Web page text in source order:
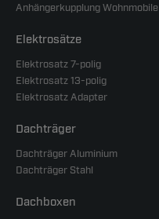
Anhängerkupplung Wohnmobile
Elektrosätze
Elektrosatz 7-polig
Elektrosatz 13-polig
Elektrosatz Adapter
Dachträger
Dachträger Aluminium
Dachträger Stahl
Dachboxen